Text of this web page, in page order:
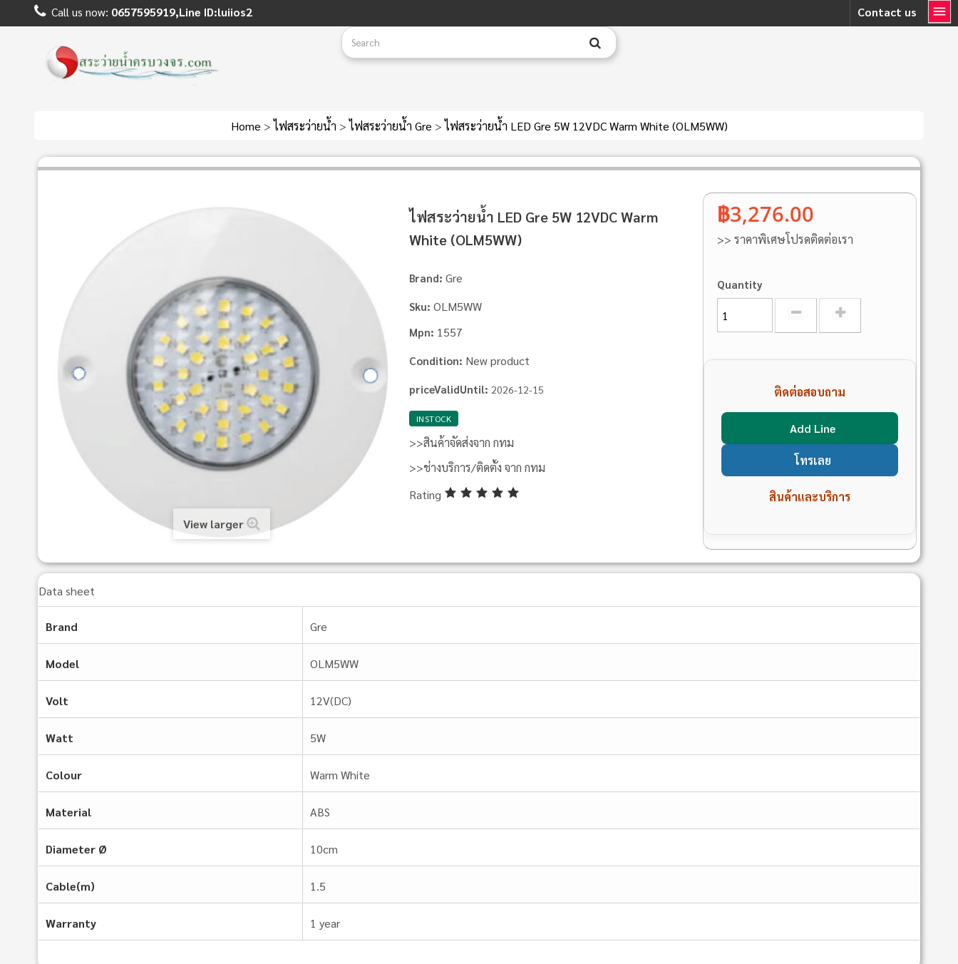
Contact us
Call us now: 0657595919,Line ID:luiios2
Home > ไฟสระว่ายน้ำ > ไฟสระว่ายน้ำ Gre > ไฟสระว่ายน้ำ LED Gre 5W 12VDC Warm White (OLM5WW)
View larger
ไฟสระว่ายน้ำ LED Gre 5W 12VDC Warm
White (OLM5WW)
Brand: Gre
Sku: OLM5WW
Mpn: 1557
Condition: New product
priceValidUntil: 2026-12-15
INSTOCK
>>สินค้าจัดส่งจาก กทม
>>ช่างบริการ/ติดตั้ง จาก กทม
Rating
฿3,276.00
>> ราคาพิเศษโปรดติดต่อเรา
Quantity
ติดต่อสอบถาม
Add Line
โทรเลย
สินค้าและบริการ
Data sheet
Brand Gre
Model OLM5WW
Volt 12V(DC)
Watt 5W
Colour Warm White
Material ABS
Diameter Ø 10cm
Cable(m) 1.5
Warranty 1 year